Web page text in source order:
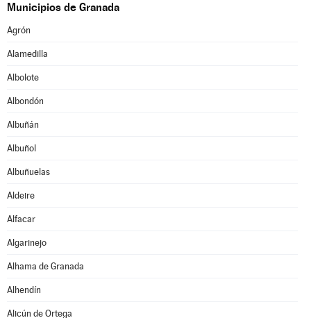
Municipios de Granada
Agrón
Alamedilla
Albolote
Albondón
Albuñán
Albuñol
Albuñuelas
Aldeire
Alfacar
Algarinejo
Alhama de Granada
Alhendín
Alicún de Ortega